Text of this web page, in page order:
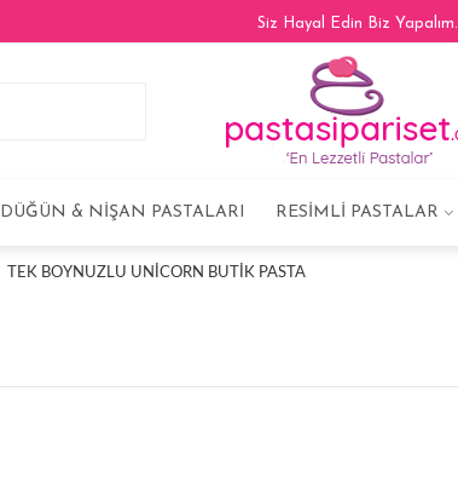
Siz Hayal Edin Biz Yapalım.
DÜĞÜN & NIŞAN PASTALARI RESIMLI PASTALAR
TEK BOYNUZLU UNICORN BUTIK PASTA